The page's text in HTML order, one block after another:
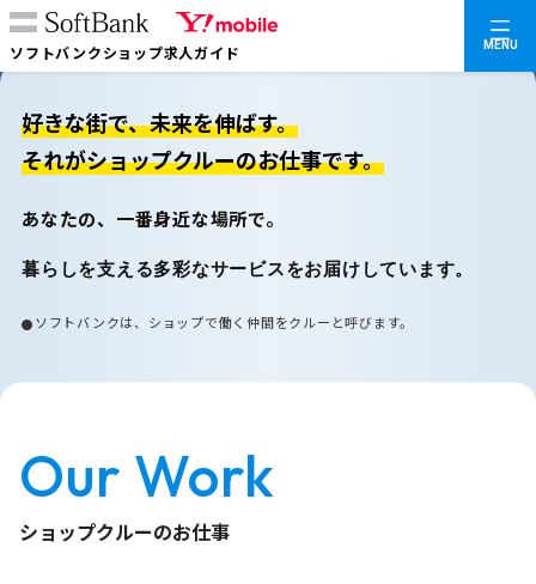
ソフトバンクショップ求人ガイド MENU
好きな街で、未来を伸ばす。
それがショップクルーのお仕事です。
あなたの、一番身近な場所で。
暮らしを支える多彩なサービスをお届けしています。
ソフトバンクは、ショップで働く仲間をクルーと呼びます。
Our Work
ショップクルーのお仕事